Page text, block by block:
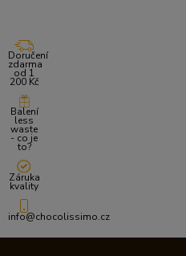
Doručení
zdarma
od 1
200 Kč
Balení
less
waste
- co je
to?
Záruka
kvality
info@chocolissimo.cz